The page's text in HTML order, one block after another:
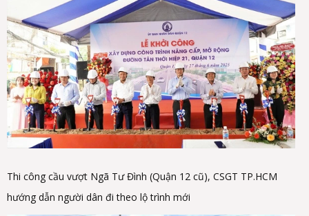
Thi công cầu vượt Ngã Tư Đình (Quận 12 cũ), CSGT TP.HCM
hướng dẫn người dân đi theo lộ trình mới